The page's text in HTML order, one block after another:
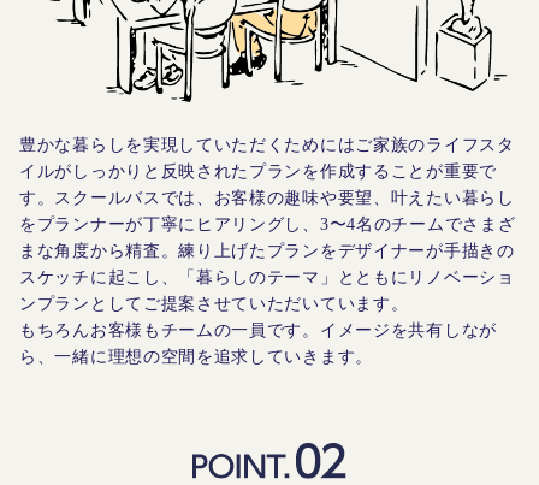
豊かな暮らしを実現していただくためにはご家族のライフスタ
イルがしっかりと反映されたプランを作成することが重要で
す。スクールバスでは、お客様の趣味や要望、叶えたい暮らし
をプランナーが丁寧にヒアリングし、3〜4名のチームでさまざ
まな角度から精査。練り上げたプランをデザイナーが手描きの
スケッチに起こし、「暮らしのテーマ」とともにリノベーショ
ンプランとしてご提案させていただいています。
もちろんお客様もチームの一員です。イメージを共有しなが
ら、一緒に理想の空間を追求していきます。